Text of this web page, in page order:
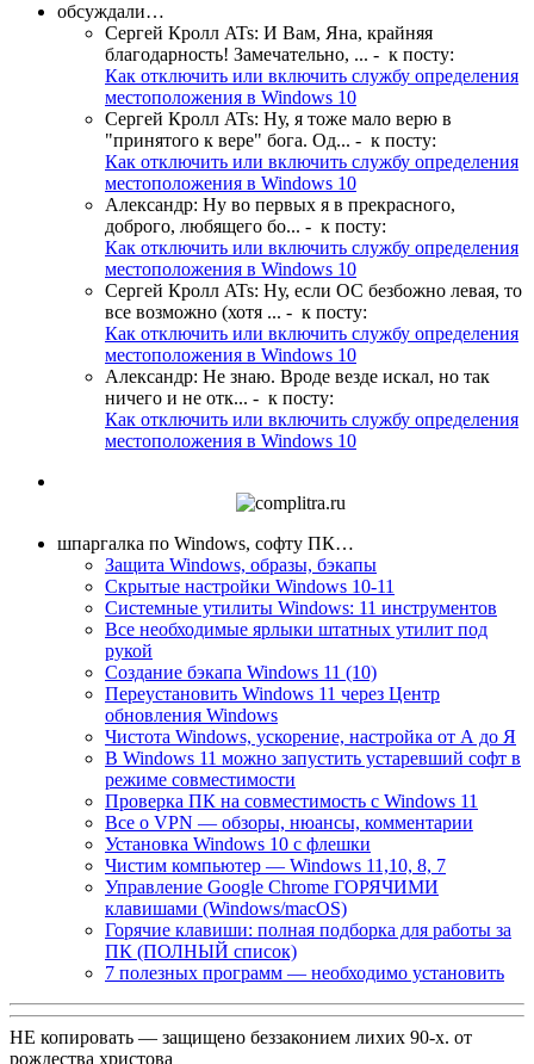
обсуждали…
Сергей Кролл ATs: И Вам, Яна, крайняя
благодарность! Замечательно, ... - к посту:
Как отключить или включить службу определения
местоположения в Windows 10
Сергей Кролл ATs: Ну, я тоже мало верю в
"принятого к вере" бога. Од... - к посту:
Как отключить или включить службу определения
местоположения в Windows 10
Александр: Ну во первых я в прекрасного,
доброго, любящего бо... - к посту:
Как отключить или включить службу определения
местоположения в Windows 10
Сергей Кролл ATs: Ну, если ОС безбожно левая, то
все возможно (хотя ... - к посту:
Как отключить или включить службу определения
местоположения в Windows 10
Александр: Не знаю. Вроде везде искал, но так
ничего и не отк... - к посту:
Как отключить или включить службу определения
местоположения в Windows 10
шпаргалка по Windows, софту ПК…
Защита Windows, образы, бэкапы
Скрытые настройки Windows 10-11
Системные утилиты Windows: 11 инструментов
Все необходимые ярлыки штатных утилит под
рукой
Создание бэкапа Windows 11 (10)
Переустановить Windows 11 через Центр
обновления Windows
Чистота Windows, ускорение, настройка от А до Я
В Windows 11 можно запустить устаревший софт в
режиме совместимости
Проверка ПК на совместимость с Windows 11
Все о VPN — обзоры, нюансы, комментарии
Установка Windows 10 с флешки
Чистим компьютер — Windows 11,10, 8, 7
Управление Google Chrome ГОРЯЧИМИ
клавишами (Windows/macOS)
Горячие клавиши: полная подборка для работы за
ПК (ПОЛНЫЙ список)
7 полезных программ — необходимо установить
НЕ копировать — защищено беззаконием лихих 90-х. от
рождества христова